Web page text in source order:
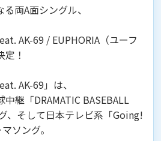
両A面シングル、
AK-69 / EUPHORIA（ユーフ
！
AK-69」は、
継「DRAMATIC BASEBALL
、そして日本テレビ系「Going!
ソング。